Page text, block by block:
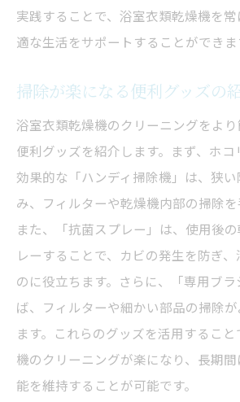
実践することで、浴室衣類乾燥機を
適な生活をサポートすることができま
掃除が楽になる便利グッズの
浴室衣類乾燥機のクリーニングをよ
便利グッズを紹介します。まず、ホコ
効果的な「ハンディ掃除機」は、狭
み、フィルターや乾燥機内部の掃除を
また、「抗菌スプレー」は、使用後
レーすることで、カビの発生を防ぎ
のに役立ちます。さらに、「専用ブラ
ば、フィルターや細かい部品の掃除が
ます。これらのグッズを活用するこ
機のクリーニングが楽になり、長期
能を維持することが可能です。